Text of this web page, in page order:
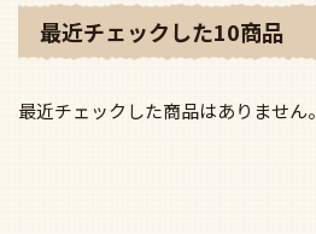
最近チェックした10商品
最近チェックした商品はありません。